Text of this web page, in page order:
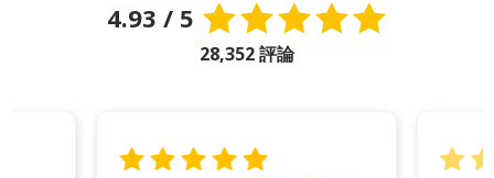
4.93 / 5
28,352 評論